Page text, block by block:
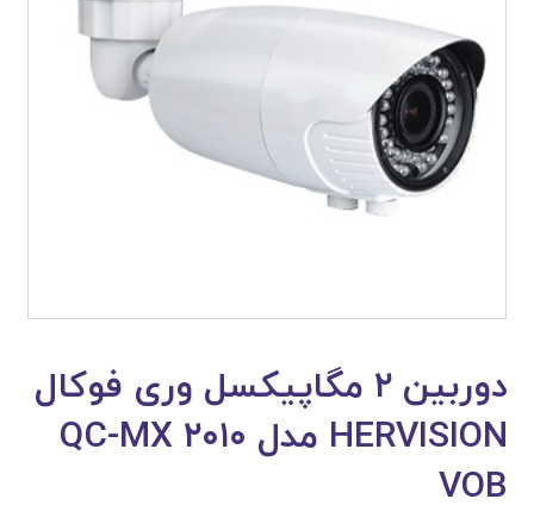
دوربین ۲ مگاپیکسل وری فوکال
HERVISION مدل QC-MX ۲۰۱۰
VOB